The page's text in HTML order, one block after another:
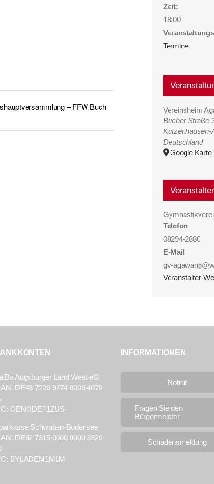
– FFW Buch
Zeit:
18:00
Termine
Vereinsheim
Bucher Straße
Kutzenhausen-
Deutschland
Google Karte
Veranstalter
Telefon
08294-2880
E-Mail
gv-
Veranstalter-
Augsburger Land West eG
DE43 7206 9274 0006 4070
GENODEF1ZUS
Schwaben-Bodensee
DE92 7315 0000 0000 3920
BYLADEM1MLM
INFORMATIONEN
Notruf
Fragen Sie den
Bürgermeister
Schadensmeldung